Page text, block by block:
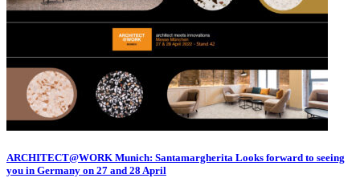
ARCHITECT@WORK Munich: Santamargherita Looks forward to seeing
you in Germany on 27 and 28 April